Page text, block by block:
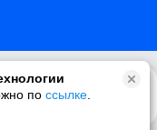
по ссылке